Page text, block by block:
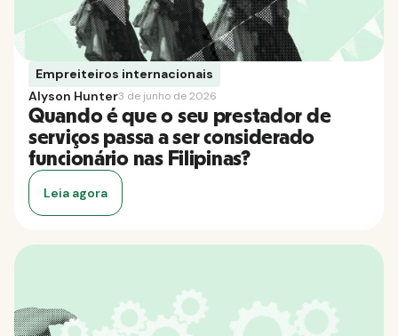
Empreiteiros internacionais
Alyson Hunter3 de junho de 2026
Quando é que o seu prestador de
serviços passa a ser considerado
funcionário nas Filipinas?
Leia agora